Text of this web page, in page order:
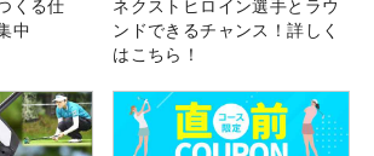
くる仕
中
ネクストヒロイン選手とラウ
ンドできるチャンス！詳しく
はこちら！